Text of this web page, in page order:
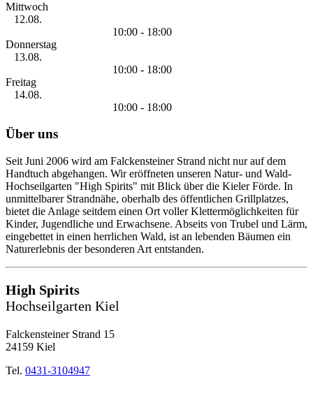
Mittwoch
12.08.
10:00 - 18:00
Donnerstag
13.08.
10:00 - 18:00
Freitag
14.08.
10:00 - 18:00
Über uns
Seit Juni 2006 wird am Falckensteiner Strand nicht nur auf dem
Handtuch abgehangen. Wir eröffneten unseren Natur- und Wald-
Hochseilgarten "High Spirits" mit Blick über die Kieler Förde. In
unmittelbarer Strandnähe, oberhalb des öffentlichen Grillplatzes,
bietet die Anlage seitdem einen Ort voller Klettermöglichkeiten für
Kinder, Jugendliche und Erwachsene. Abseits von Trubel und Lärm,
eingebettet in einen herrlichen Wald, ist an lebenden Bäumen ein
Naturerlebnis der besonderen Art entstanden.
High Spirits
Hochseilgarten Kiel
Falckensteiner Strand 15
24159 Kiel
Tel. 0431-3104947